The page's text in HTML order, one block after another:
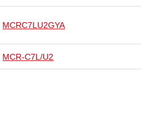
MCRC7LU2GYA
MCR-C7L/U2